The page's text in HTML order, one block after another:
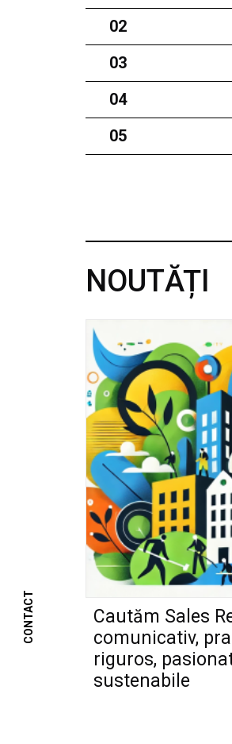
02
03
04
05
NOUTĂȚI
Cautăm Sales
comunicativ,
riguros,
sustenabile
CONTACT